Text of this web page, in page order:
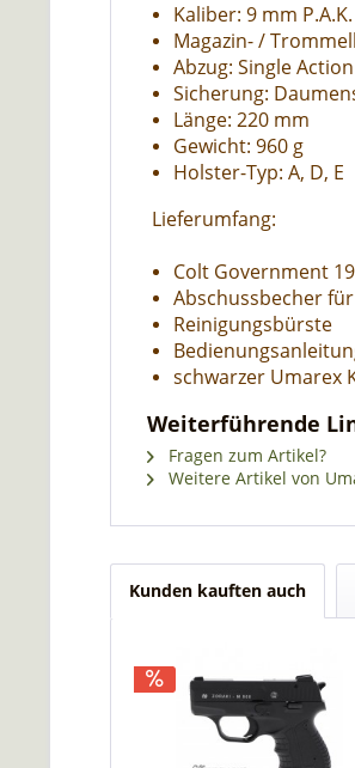
Kaliber: 9 mm P.A.K.
Magazin- /
Abzug: Single Action
Sicherung:
Länge: 220 mm
Gewicht: 960 g
Holster-Typ: A, D, E
Lieferumfang:
Colt Government
Abschussbecher
Reinigungsbürste
schwarzer Umarex
Weiterführende
Fragen zum Artikel?
Weitere Artikel von
Kunden kauften auch